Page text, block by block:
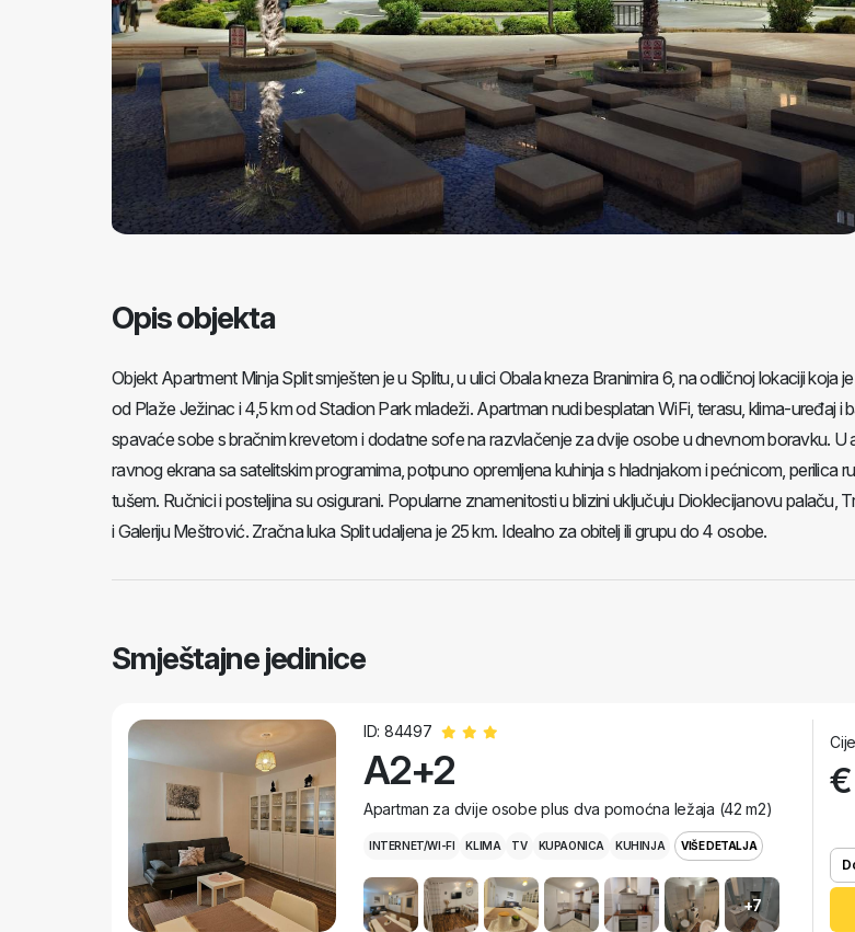
Opis objekta
Objekt Apartment Minja Split smješten je u Splitu, u ulici Obala kneza Branimira 6, na odličnoj lokaciji koja
od Plaže Ježinac i 4,5 km od Stadion Park mladeži. Apartman nudi besplatan WiFi, terasu, klima-uređaj i
spavaće sobe s bračnim krevetom i dodatne sofe na razvlačenje za dvije osobe u dnevnom boravku. U
ravnog ekrana sa satelitskim programima, potpuno opremljena kuhinja s hladnjakom i pećnicom, perilica
tušem. Ručnici i posteljina su osigurani. Popularne znamenitosti u blizini uključuju Dioklecijanovu palaču,
i Galeriju Meštrović. Zračna luka Split udaljena je 25 km. Idealno za obitelj ili grupu do 4 osobe.
Smještajne jedinice
ID: 84497
A2+2
Apartman za dvije osobe plus dva pomoćna ležaja (42 m2)
INTERNET/WI-FI KLIMA TV KUPAONICA KUHINJA VIŠE DETALJA
+7